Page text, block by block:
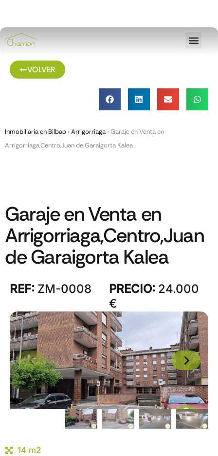
VOLVER
Inmobiliaria en Bilbao › Arrigorriaga › Garaje en Venta en
Arrigorriaga,Centro,Juan de Garaigorta Kalea
Garaje en Venta en
Arrigorriaga,Centro,Juan
de Garaigorta Kalea
REF: ZM-0008 PRECIO: 24.000
€
14 m2